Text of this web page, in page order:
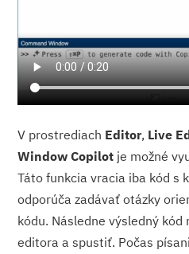
V prostrediach Editor, Live
Window Copilot je možné
Táto funkcia vracia iba kód s
odporúča zadávať otázky
kódu. Následne výsledný
editora a spustiť. Počas